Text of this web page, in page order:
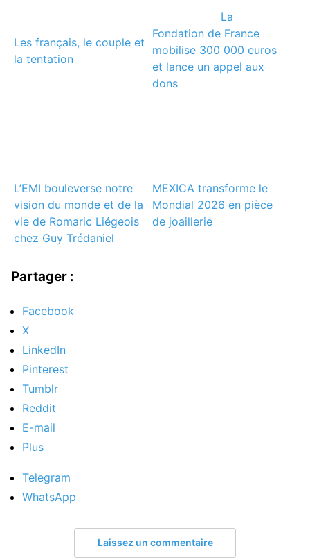
Les français, le couple et
la tentation
La
Fondation de France
mobilise 300 000 euros
et lance un appel aux
dons
L’EMI bouleverse notre
vision du monde et de la
vie de Romaric Liégeois
chez Guy Trédaniel
MEXICA transforme le
Mondial 2026 en pièce
de joaillerie
Partager :
Facebook
X
LinkedIn
Pinterest
Tumblr
Reddit
E-mail
Plus
Telegram
WhatsApp
Laissez un commentaire